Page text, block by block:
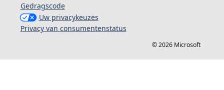
Gedragscode
Uw privacykeuzes
Privacy van consumentenstatus
© 2026 Microsoft